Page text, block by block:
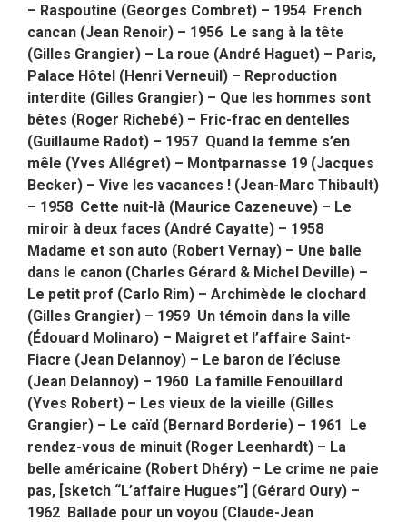
– Raspoutine (Georges Combret) – 1954 French
cancan (Jean Renoir) – 1956 Le sang à la tête
(Gilles Grangier) – La roue (André Haguet) – Paris,
Palace Hôtel (Henri Verneuil) – Reproduction
interdite (Gilles Grangier) – Que les hommes sont
bêtes (Roger Richebé) – Fric-frac en dentelles
(Guillaume Radot) – 1957 Quand la femme s’en
mêle (Yves Allégret) – Montparnasse 19 (Jacques
Becker) – Vive les vacances ! (Jean-Marc Thibault)
– 1958 Cette nuit-là (Maurice Cazeneuve) – Le
miroir à deux faces (André Cayatte) – 1958
Madame et son auto (Robert Vernay) – Une balle
dans le canon (Charles Gérard & Michel Deville) –
Le petit prof (Carlo Rim) – Archimède le clochard
(Gilles Grangier) – 1959 Un témoin dans la ville
(Édouard Molinaro) – Maigret et l’affaire Saint-
Fiacre (Jean Delannoy) – Le baron de l’écluse
(Jean Delannoy) – 1960 La famille Fenouillard
(Yves Robert) – Les vieux de la vieille (Gilles
Grangier) – Le caïd (Bernard Borderie) – 1961 Le
rendez-vous de minuit (Roger Leenhardt) – La
belle américaine (Robert Dhéry) – Le crime ne paie
pas, [sketch “L’affaire Hugues”] (Gérard Oury) –
1962 Ballade pour un voyou (Claude-Jean